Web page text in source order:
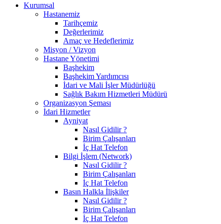
Kurumsal
Hastanemiz
Tarihçemiz
Değerlerimiz
Amaç ve Hedeflerimiz
Misyon / Vizyon
Hastane Yönetimi
Başhekim
Başhekim Yardımcısı
İdari ve Mali İşler Müdürlüğü
Sağlık Bakım Hizmetleri Müdürü
Organizasyon Şeması
İdari Hizmetler
Ayniyat
Nasıl Gidilir ?
Birim Çalışanları
İç Hat Telefon
Bilgi İşlem (Network)
Nasıl Gidilir ?
Birim Çalışanları
İç Hat Telefon
Basın Halkla İlişkiler
Nasıl Gidilir ?
Birim Çalışanları
İç Hat Telefon